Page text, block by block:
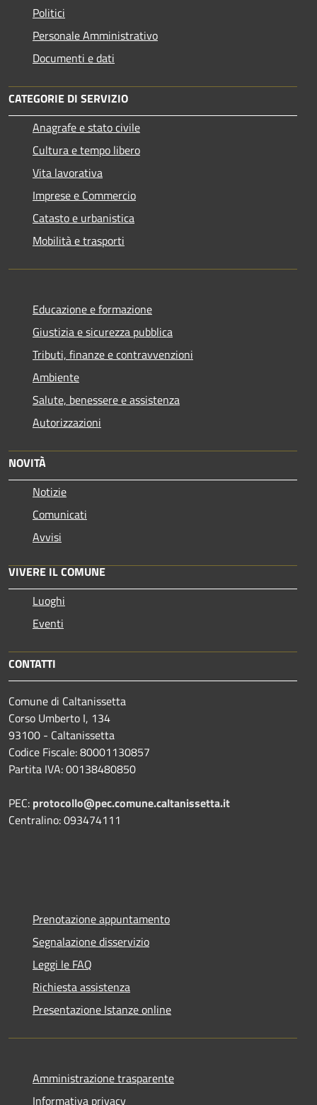
Politici
Personale Amministrativo
Documenti e dati
CATEGORIE DI SERVIZIO
Anagrafe e stato civile
Cultura e tempo libero
Vita lavorativa
Imprese e Commercio
Catasto e urbanistica
Mobilità e trasporti
Educazione e formazione
Giustizia e sicurezza pubblica
Tributi, finanze e contravvenzioni
Ambiente
Salute, benessere e assistenza
Autorizzazioni
NOVITÀ
Notizie
Comunicati
Avvisi
VIVERE IL COMUNE
Luoghi
Eventi
CONTATTI
Comune di Caltanissetta
Corso Umberto I, 134
93100 - Caltanissetta
Codice Fiscale: 80001130857
Partita IVA: 00138480850
PEC: protocollo@pec.comune.caltanissetta.it
Centralino: 093474111
Prenotazione appuntamento
Segnalazione disservizio
Leggi le FAQ
Richiesta assistenza
Presentazione Istanze online
Amministrazione trasparente
Informativa privacy